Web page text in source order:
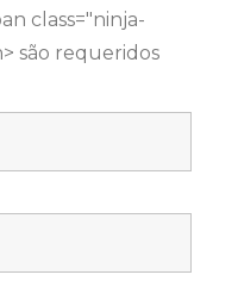
class="ninja-
são requeridos